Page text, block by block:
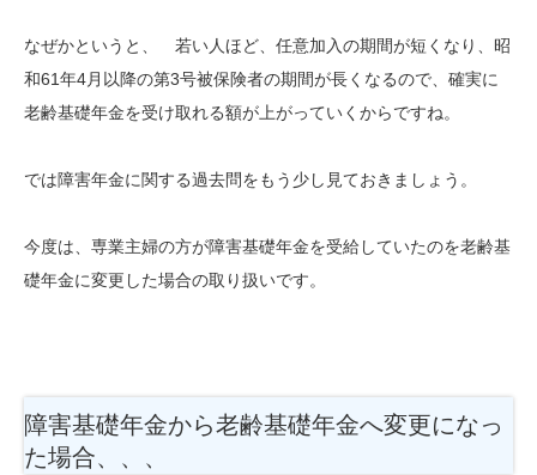
なぜかというと、 若い人ほど、任意加入の期間が短くなり、昭
和61年4月以降の第3号被保険者の期間が長くなるので、確実に
老齢基礎年金を受け取れる額が上がっていくからですね。
では障害年金に関する過去問をもう少し見ておきましょう。
今度は、専業主婦の方が障害基礎年金を受給していたのを老齢基
礎年金に変更した場合の取り扱いです。
障害基礎年金から老齢基礎年金へ変更になっ
た場合、、、